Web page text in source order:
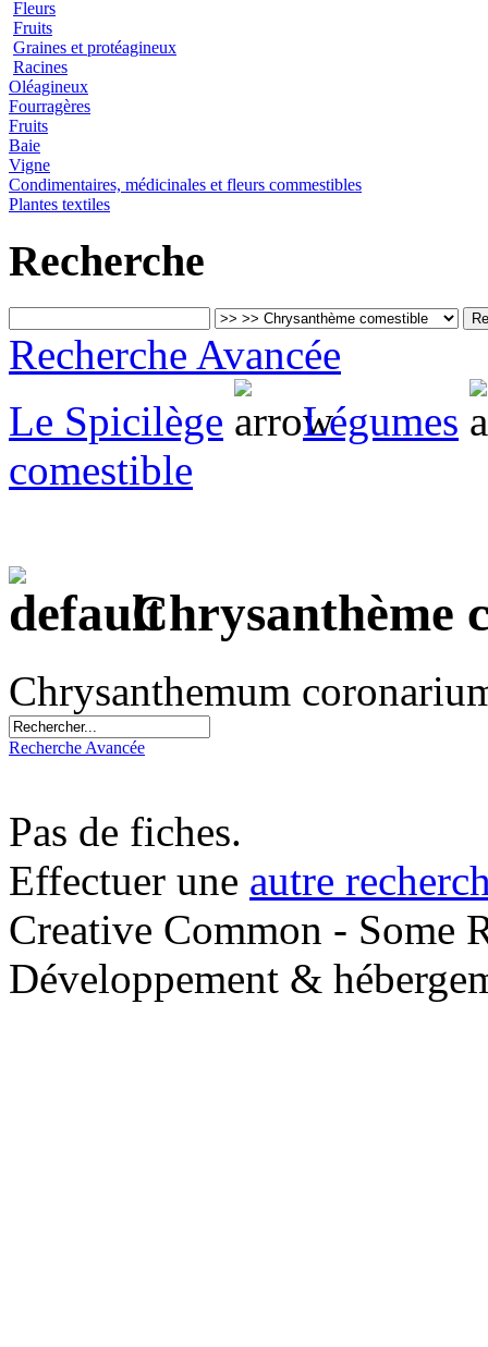
Fleurs
Fruits
Graines et protéagineux
Racines
Oléagineux
Fourragères
Fruits
Baie
Vigne
Condimentaires, médicinales et fleurs commestibles
Plantes textiles
Recherche
Recherche Avancée
Le Spicilège
Légumes
comestible
Chrysanthème
Chrysanthemum
Recherche Avancée
Pas de fiches.
Effectuer une autre
Creative Common - Some
Développement &